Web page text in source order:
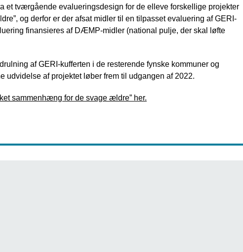
et tværgående evalueringsdesign for de elleve forskellige projekter
og derfor er der afsat midler til en tilpasset evaluering af GERI-
finansieres af DÆMP-midler (national pulje, der skal løfte
af GERI-kufferten i de resterende fynske kommuner og
udvidelse af projektet løber frem til udgangen af 2022.
sammenhæng for de svage ældre” her.